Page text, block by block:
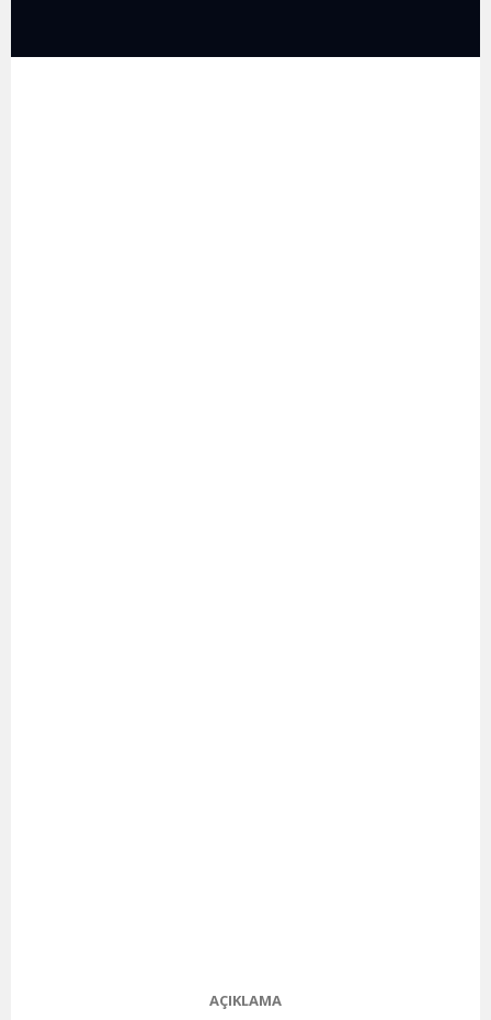
AÇIKLAMA